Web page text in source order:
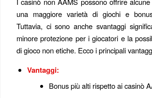
una maggiore varietà di giochi e
Tuttavia, ci sono anche svantaggi
minore protezione per i giocatori e la
di gioco non etiche. Ecco i principali
Vantaggi:
Bonus più alti rispetto ai casinò